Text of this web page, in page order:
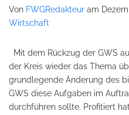
Von FWGRedakteur am
Wirtschaft
Mit dem Rückzug der GWS
der Kreis wieder das Thema
grundlegende Änderung des
GWS diese Aufgaben im
durchführen sollte. Profitiert